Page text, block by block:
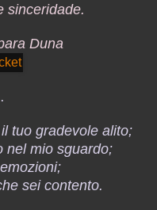
sinceridade.
Duna
tuo gradevole alito;
nel mio sguardo;
sei contento.